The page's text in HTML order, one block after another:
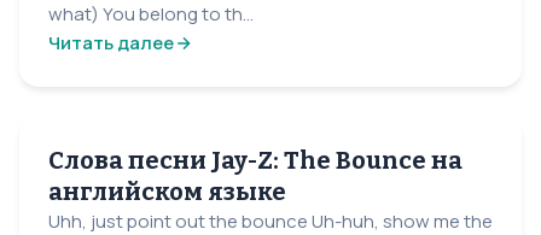
what) You belong to th...
Читать далее
Слова песни Jay-Z: The Bounce на
английском языке
Uhh, just point out the bounce Uh-huh, show me the